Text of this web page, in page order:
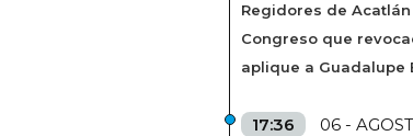
Regidores de
Congreso que
aplique a Guadalupe
17:36 06 -